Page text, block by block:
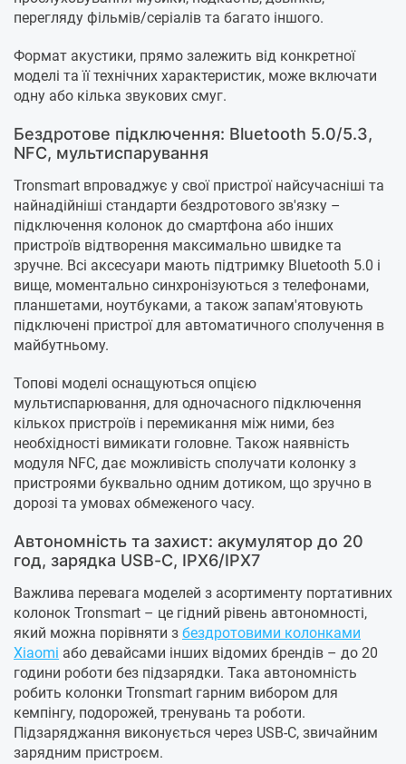
перегляду фільмів/серіалів та багато іншого.
Формат акустики, прямо залежить від конкретної
моделі та її технічних характеристик, може включати
одну або кілька звукових смуг.
Бездротове підключення: Bluetooth 5.0/5.3,
NFC, мультиспарування
Tronsmart впроваджує у свої пристрої найсучасніші та
найнадійніші стандарти бездротового зв'язку –
підключення колонок до смартфона або інших
пристроїв відтворення максимально швидке та
зручне. Всі аксесуари мають підтримку Bluetooth 5.0 і
вище, моментально синхронізуються з телефонами,
планшетами, ноутбуками, а також запам'ятовують
підключені пристрої для автоматичного сполучення в
майбутньому.
Топові моделі оснащуються опцією
мультиспарювання, для одночасного підключення
кількох пристроїв і перемикання між ними, без
необхідності вимикати головне. Також наявність
модуля NFC, дає можливість сполучати колонку з
пристроями буквально одним дотиком, що зручно в
дорозі та умовах обмеженого часу.
Автономність та захист: акумулятор до 20
год, зарядка USB-C, IPX6/IPX7
Важлива перевага моделей з асортименту портативних
колонок Tronsmart – це гідний рівень автономності,
який можна порівняти з бездротовими колонками
Xiaomi або девайсами інших відомих брендів – до 20
години роботи без підзарядки. Така автономність
робить колонки Tronsmart гарним вибором для
кемпінгу, подорожей, тренувань та роботи.
Підзаряджання виконується через USB-C, звичайним
зарядним пристроєм.